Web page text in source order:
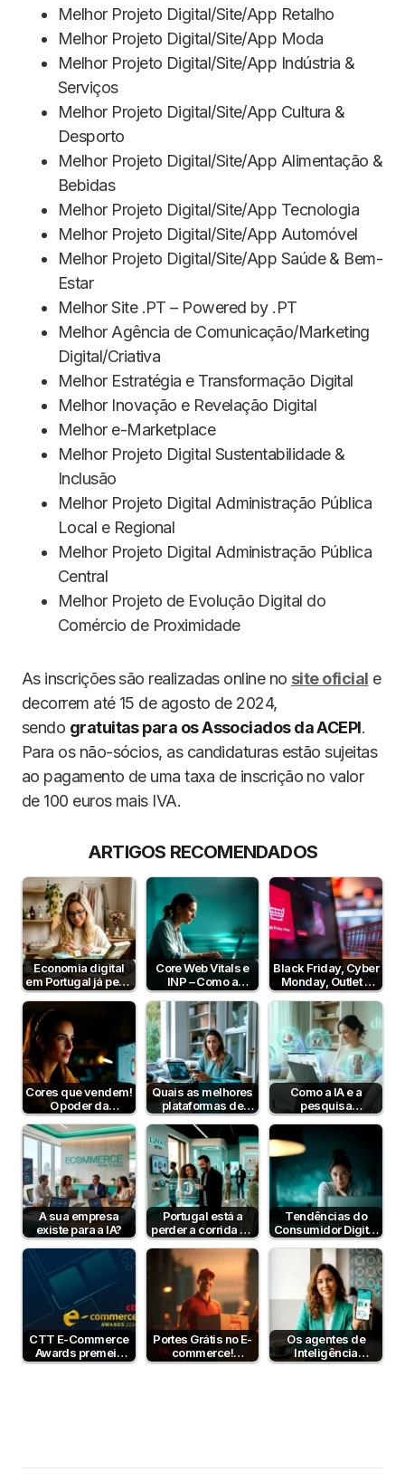
Melhor Projeto Digital/Site/App Retalho
Melhor Projeto Digital/Site/App Moda
Melhor Projeto Digital/Site/App Indústria &
Serviços
Melhor Projeto Digital/Site/App Cultura &
Desporto
Melhor Projeto Digital/Site/App Alimentação &
Bebidas
Melhor Projeto Digital/Site/App Tecnologia
Melhor Projeto Digital/Site/App Automóvel
Melhor Projeto Digital/Site/App Saúde & Bem-
Estar
Melhor Site .PT – Powered by .PT
Melhor Agência de Comunicação/Marketing
Digital/Criativa
Melhor Estratégia e Transformação Digital
Melhor Inovação e Revelação Digital
Melhor e-Marketplace
Melhor Projeto Digital Sustentabilidade &
Inclusão
Melhor Projeto Digital Administração Pública
Local e Regional
Melhor Projeto Digital Administração Pública
Central
Melhor Projeto de Evolução Digital do
Comércio de Proximidade
As inscrições são realizadas online no site oficial e
decorrem até 15 de agosto de 2024,
sendo gratuitas para os Associados da ACEPI.
Para os não-sócios, as candidaturas estão sujeitas
ao pagamento de uma taxa de inscrição no valor
de 100 euros mais IVA.
ARTIGOS RECOMENDADOS
Economia digital
em Portugal já pesa
39% da produção
Core Web Vitals e
INP – Como a
Velocidade e
Interatividade do…
Black Friday, Cyber
Monday, Outlet e
Dia sem IVA! Posso
comunicar?
Cores que vendem!
O poder da
psicologia da cor
para aumentar…
Quais as melhores
plataformas de
pagamento em
Portugal em 2026?
Como a IA e a
pesquisa
semântica podem
conversão?
A sua empresa
existe para a IA?
Portugal está a
perder a corrida da
IA no e-commerce
— mas…
Tendências do
Consumidor Digital
em Portugal 2025:
o que muda…
CTT E-Commerce
Awards premeia
melhores modelos
Portes Grátis no E-
commerce!
Vantagens e
Os agentes de
Inteligência
Artificial já